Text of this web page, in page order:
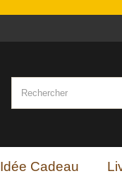
Idée Cadeau